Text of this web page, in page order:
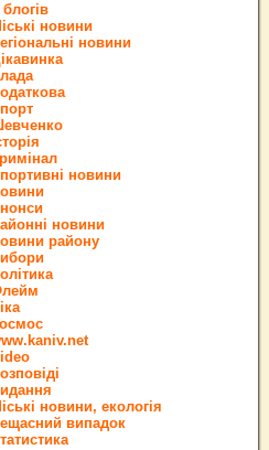
новини
новини
новини
новини
району
новини, екологія
випадок